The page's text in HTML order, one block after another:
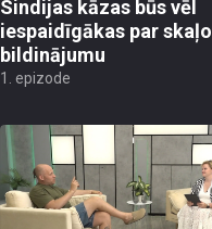
Sindijas kāzas būs vēl
iespaidīgākas par skaļo
bildinājumu
1. epizode